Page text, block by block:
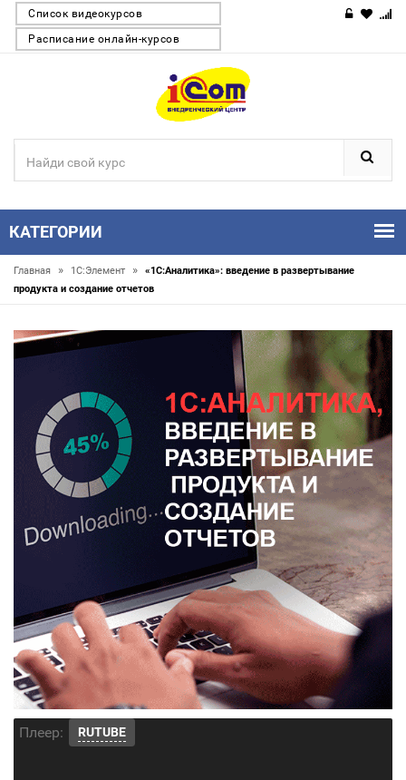
Список видеокурсов
Расписание онлайн-курсов
КАТЕГОРИИ
Главная » 1С:Элемент »
«1С:Аналитика»: введение в развертывание
продукта и создание отчетов
Плеер: RUTUBE